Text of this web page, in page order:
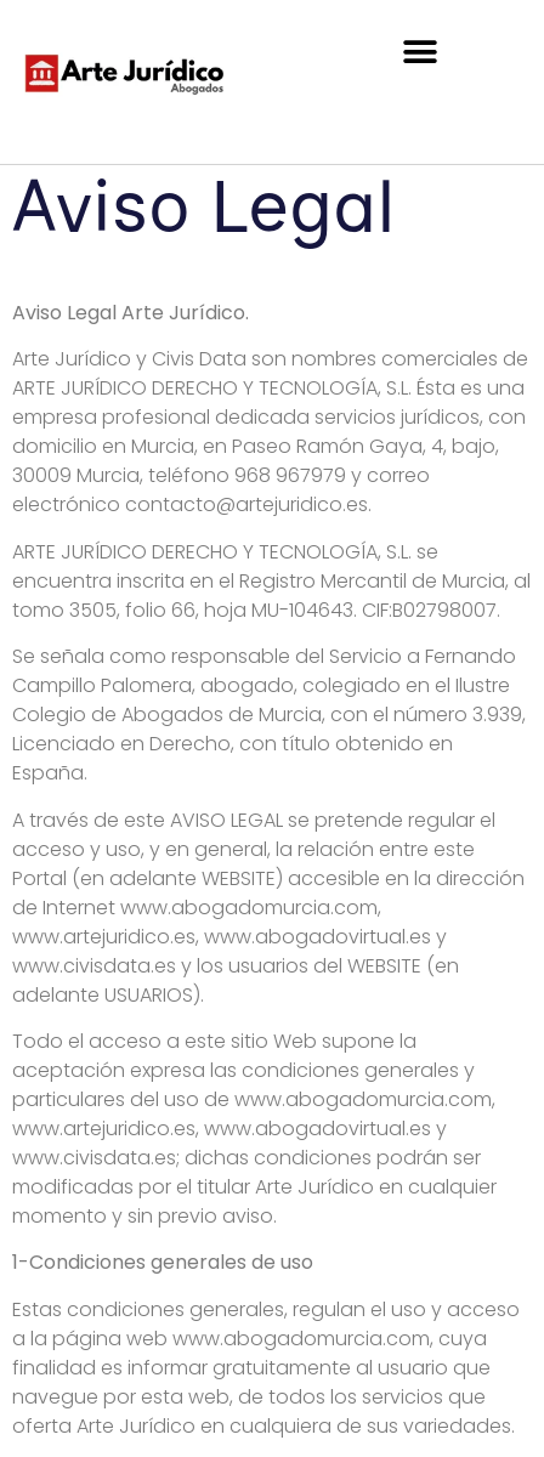
Aviso Legal
Aviso Legal Arte Jurídico.
Arte Jurídico y Civis Data son nombres comerciales de
ARTE JURÍDICO DERECHO Y TECNOLOGÍA, S.L. Ésta es una
empresa profesional dedicada servicios jurídicos, con
domicilio en Murcia, en Paseo Ramón Gaya, 4, bajo,
30009 Murcia, teléfono 968 967979 y correo
electrónico contacto@artejuridico.es.
ARTE JURÍDICO DERECHO Y TECNOLOGÍA, S.L. se
encuentra inscrita en el Registro Mercantil de Murcia, al
tomo 3505, folio 66, hoja MU-104643. CIF:B02798007.
Se señala como responsable del Servicio a Fernando
Campillo Palomera, abogado, colegiado en el Ilustre
Colegio de Abogados de Murcia, con el número 3.939,
Licenciado en Derecho, con título obtenido en
España.
A través de este AVISO LEGAL se pretende regular el
acceso y uso, y en general, la relación entre este
Portal (en adelante WEBSITE) accesible en la dirección
de Internet www.abogadomurcia.com,
www.artejuridico.es, www.abogadovirtual.es y
www.civisdata.es y los usuarios del WEBSITE (en
adelante USUARIOS).
Todo el acceso a este sitio Web supone la
aceptación expresa las condiciones generales y
particulares del uso de www.abogadomurcia.com,
www.artejuridico.es, www.abogadovirtual.es y
www.civisdata.es; dichas condiciones podrán ser
modificadas por el titular Arte Jurídico en cualquier
momento y sin previo aviso.
1-Condiciones generales de uso
Estas condiciones generales, regulan el uso y acceso
a la página web www.abogadomurcia.com, cuya
finalidad es informar gratuitamente al usuario que
navegue por esta web, de todos los servicios que
oferta Arte Jurídico en cualquiera de sus variedades.